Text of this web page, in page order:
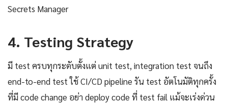
Secrets Manager
4. Testing Strategy
มี test ครบทุกระดับตั้งแต่ unit test, integration test จนถึง
end-to-end test ใช้ CI/CD pipeline รัน test อัตโนมัติทุกครั้ง
ที่มี code change อย่า deploy code ที่ test fail แม้จะเร่งด่วน